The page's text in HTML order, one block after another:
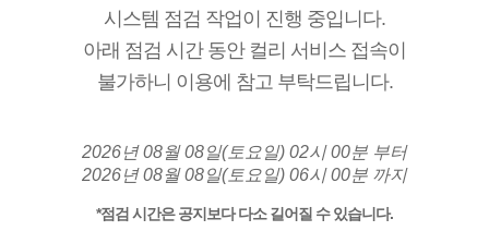
시스템 점검 작업이 진행 중입니다.
아래 점검 시간 동안 컬리 서비스 접속이
불가하니 이용에 참고 부탁드립니다.
2026년 08월 08일(토요일) 02시 00분 부터
2026년 08월 08일(토요일) 06시 00분 까지
*점검 시간은 공지보다 다소 길어질 수 있습니다.